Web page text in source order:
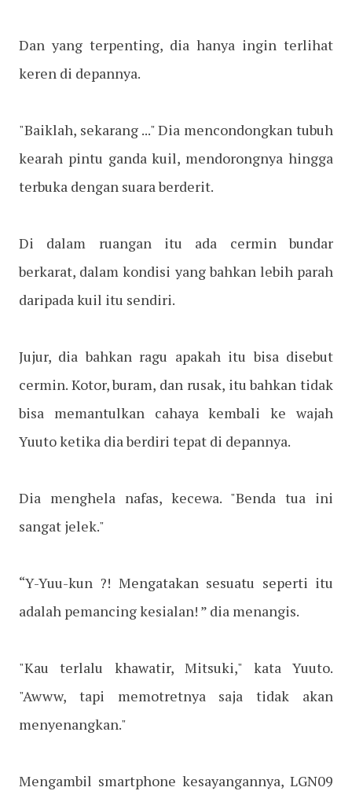
Dan yang terpenting, dia hanya ingin terlihat
keren di depannya.
"Baiklah, sekarang ..." Dia mencondongkan tubuh
kearah pintu ganda kuil, mendorongnya hingga
terbuka dengan suara berderit.
Di dalam ruangan itu ada cermin bundar
berkarat, dalam kondisi yang bahkan lebih parah
daripada kuil itu sendiri.
Jujur, dia bahkan ragu apakah itu bisa disebut
cermin. Kotor, buram, dan rusak, itu bahkan tidak
bisa memantulkan cahaya kembali ke wajah
Yuuto ketika dia berdiri tepat di depannya.
Dia menghela nafas, kecewa. "Benda tua ini
sangat jelek."
“Y-Yuu-kun ?! Mengatakan sesuatu seperti itu
adalah pemancing kesialan! ” dia menangis.
"Kau terlalu khawatir, Mitsuki," kata Yuuto.
"Awww, tapi memotretnya saja tidak akan
menyenangkan."
Mengambil smartphone kesayangannya, LGN09